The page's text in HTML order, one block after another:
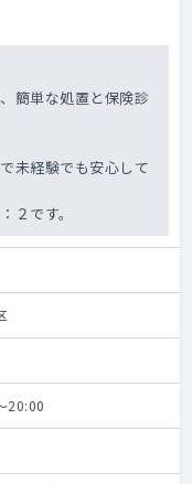
簡単な処置と保険診
未経験でも安心して
２です。
20:00